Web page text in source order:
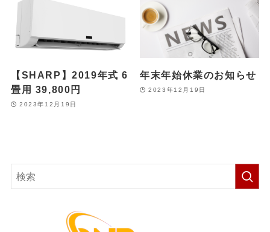
【SHARP】2019年式 6
畳用 39,800円
2023年12月19日
年末年始休業のお知らせ
2023年12月19日